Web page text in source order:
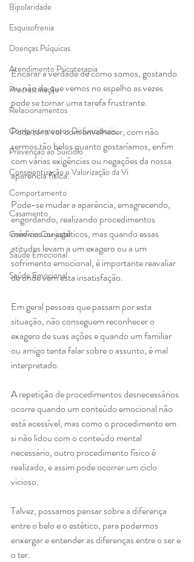
Bipolaridade
Esquisofrenia
Doenças Psíquicas
Atendimento Psicoterapia
Procrastinação
Relacionamentos
Comportamentos Disfuncionais
Prevenção ao Suicídio
Conscientização e Valorização da Vi
Comportamento
Casamento
Convívio Conjugal
Saúde Emocional
Saúde Emocional
Encarar a verdade de como somos, gostando
ou não do que vemos no espelho as vezes
pode se tornar uma tarefa frustrante.
Pode ter a ver com envelhecer, com não
sermos tão belos quanto gostaríamos, enfim
com várias exigências ou negações da nossa
aparência física.
Pode-se mudar a aparência, emagrecendo,
engordando, realizando procedimentos
médicos ou estéticos, mas quando essas
atitudes levam a um exagero ou a um
sofrimento emocional, é importante reavaliar
de onde vem esta insatisfação.
Em geral pessoas que passam por esta
situação, não conseguem reconhecer o
exagero de suas ações e quando um familiar
ou amigo tenta falar sobre o assunto, é mal
interpretado.
A repetição de procedimentos desnecessários
ocorre quando um conteúdo emocional não
está acessível, mas como o procedimento em
si não lidou com o conteúdo mental
necessário, outro procedimento físico é
realizado, e assim pode ocorrer um ciclo
vicioso.
Talvez, possamos pensar sobre a diferença
entre o belo e o estético, para podermos
enxergar e entender as diferenças entre o ser e
o ter.